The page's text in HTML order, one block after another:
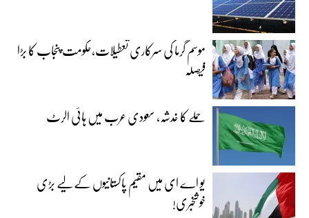
موسم گرما کی سرکاری تعطیلات،حکومت پنجاب کا بڑا
فیصلہ
حملے کا خدشہ، سعودی عرب میں ہائی الرٹ
یو اے ای میں مقیم پاکستانیوں کے لیے بڑی
خوشخبری!